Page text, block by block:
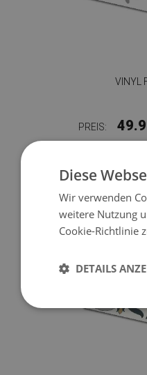
VINYL
PREIS:
Diese
Wir verwenden
weitere Nutzung
Cookie-Richtlinie
DETAILS